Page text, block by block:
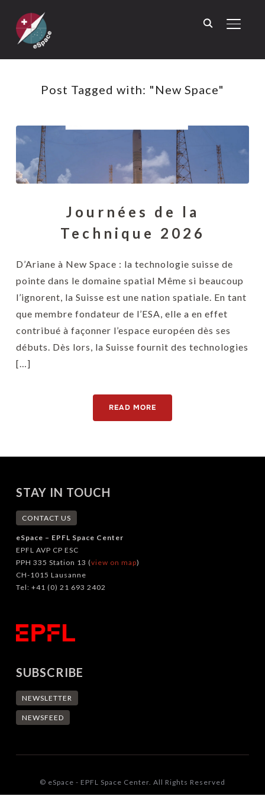
Post Tagged with: "New Space"
Journées de la
Technique 2026
D’Ariane à New Space : la technologie suisse de
pointe dans le domaine spatial Même si beaucoup
l’ignorent, la Suisse est une nation spatiale. En tant
que membre fondateur de l’ESA, elle a en effet
contribué à façonner l’espace européen dès ses
débuts. Dès lors, la Suisse fournit des technologies
[…]
READ MORE
STAY IN TOUCH
CONTACT US
eSpace – EPFL Space Center
EPFL AVP CP ESC
PPH 335 Station 13 (view on map)
CH-1015 Lausanne
Tel: +41 (0) 21 693 2402
SUBSCRIBE
NEWSLETTER
NEWSFEED
© eSpace - EPFL Space Center. All Rights Reserved